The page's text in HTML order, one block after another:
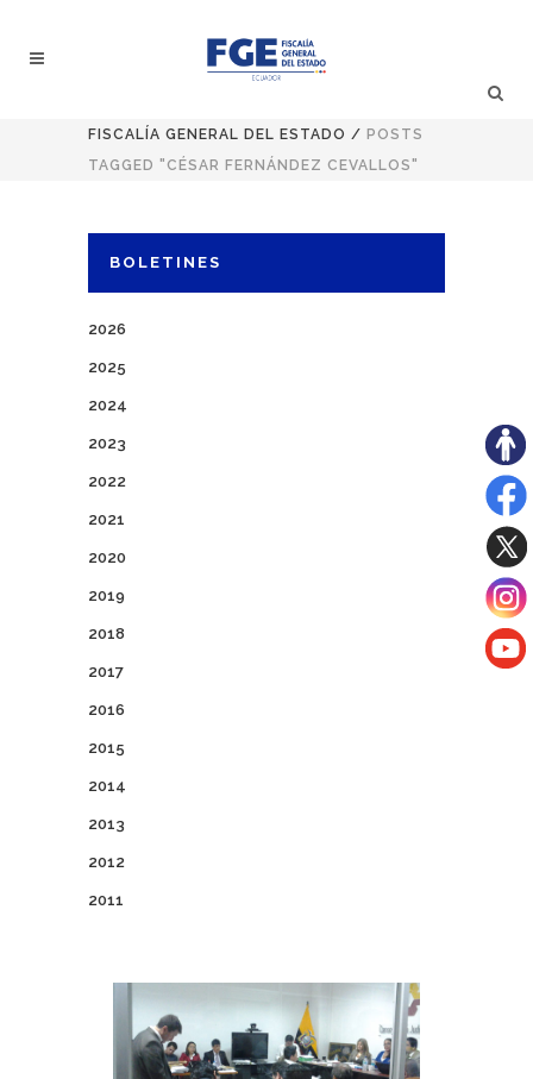
FISCALÍA GENERAL DEL ESTADO / POSTS
TAGGED "CÉSAR FERNÁNDEZ CEVALLOS"
BOLETINES
2026
2025
2024
2023
2022
2021
2020
2019
2018
2017
2016
2015
2014
2013
2012
2011